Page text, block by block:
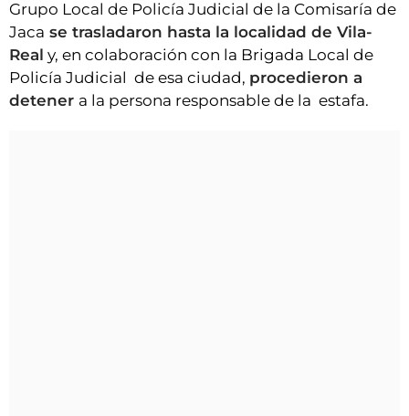
Grupo Local de Policía Judicial de la Comisaría de
Jaca se trasladaron hasta la localidad de Vila-
Real y, en colaboración con la Brigada Local de
Policía Judicial de esa ciudad, procedieron a
detener a la persona responsable de la estafa.